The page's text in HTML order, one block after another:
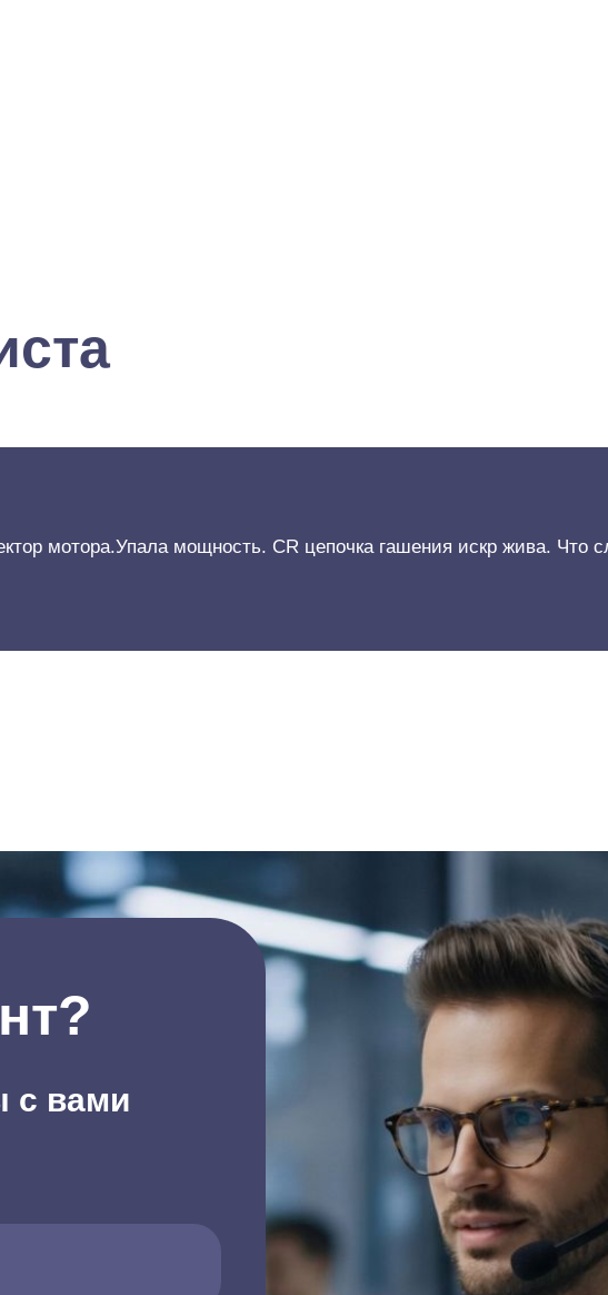
мотора.Упала мощность. CR цепочка гашения искр жива. Что
с вами